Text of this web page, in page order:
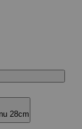
28cm